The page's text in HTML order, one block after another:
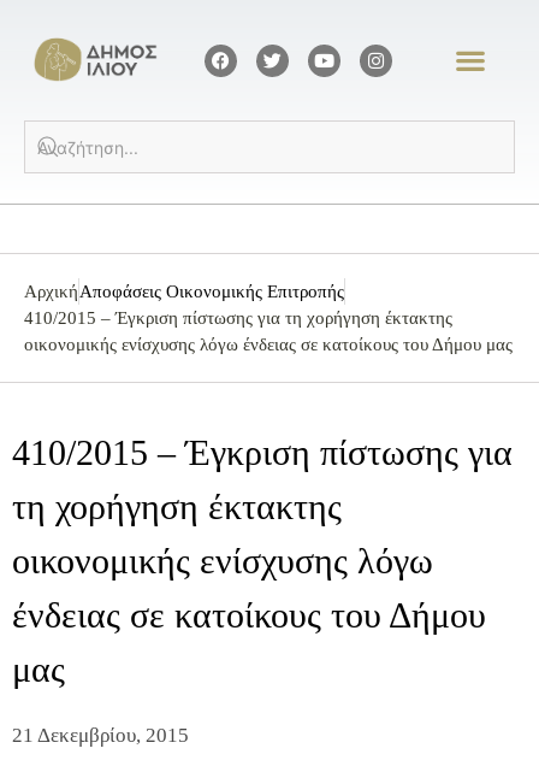
ΑρχικήΑποφάσεις Οικονομικής Επιτροπής
410/2015 – Έγκριση πίστωσης για τη χορήγηση έκτακτης
οικονομικής ενίσχυσης λόγω ένδειας σε κατοίκους του Δήμου μας
410/2015 – Έγκριση πίστωσης για
τη χορήγηση έκτακτης
οικονομικής ενίσχυσης λόγω
ένδειας σε κατοίκους του Δήμου
μας
21 Δεκεμβρίου, 2015